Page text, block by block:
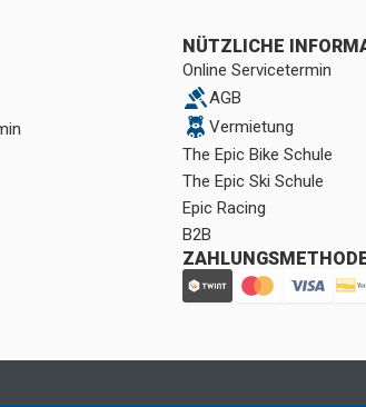
NÜTZLICHE
Online Servicetermin
AGB
Vermietung
The Epic Bike Schule
The Epic Ski Schule
Epic Racing
B2B